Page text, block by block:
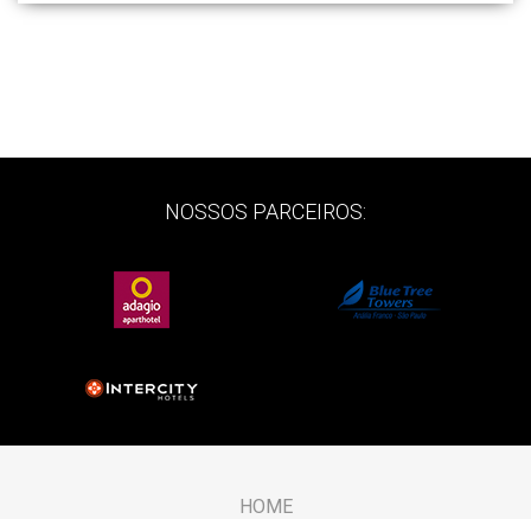
NOSSOS PARCEIROS:
HOME